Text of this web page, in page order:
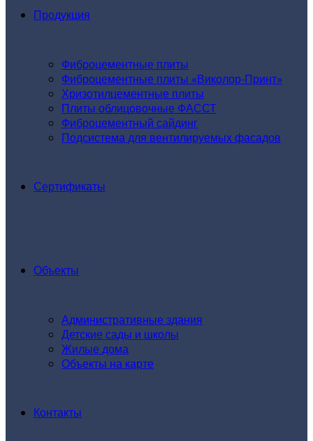
Продукция
Фиброцементные плиты
Фиброцементные плиты «Виколор-Принт»
Хризотилцементные плиты
Плиты облицовочные ФАССТ
Фиброцементный сайдинг
Подсистема для вентилируемых фасадов
Сертификаты
Объекты
Административные здания
Детские сады и школы
Жилые дома
Объекты на карте
Контакты